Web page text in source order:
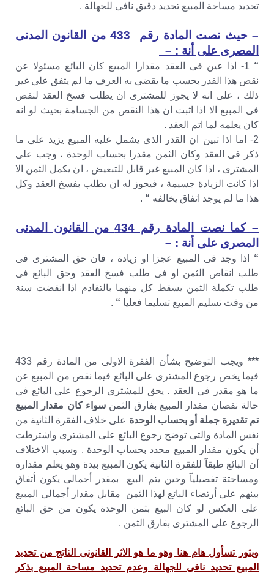
تحديد مساحة المبيع تحديد دقيق نافى للجهالة .
– حيث نصت المادة رقم 433 من القانون المدنى
المصرى على أنة : –
“
1- اذا عين فى العقد مقدارا المبيع كان البائع مسئولا عن
نقص هذا القدر بحسب ما يقضى به العرف ما لم يتفق على غير
ذلك ، على انه لا يجوز للمشترى ان يطلب فسخ العقد لنقص
فى المبيع الا اذا اثبت ان هذا النقص من الجسامة بحيث لو انه
كان يعلمه لما اتم العقد .
2- اما اذا تبين ان القدر الذى يشمل عليه المبيع يزيد على ما
ذكر فى العقد وكان الثمن مقدرا بحساب الوحدة ، وجب على
المشترى ، اذا كان المبيع غير قابل للتبعيض ، ان يكمل الثمن الا
اذا كانت الزيادة جسيمة ، فيجوز له ان يطلب بفسخ العقد وكل
هذا ما لم يوجد اتفاق يخالفه “
.
– كما نصت المادة رقم 434 من القانون المدنى
المصرى على أنة : –
“ اذا وجد فى المبيع عجزا او زيادة ، فان حق المشترى فى
طلب انقاص الثمن او فى طلب فسخ العقد وحق البائع فى
طلب تكملة الثمن يسقط كل منهما بالتقادم اذا انقضت سنة
من وقت تسليم المبيع تسليما فعليا “
.
***
ويجب التوضيح بشأن الفقرة الاولى من المادة رقم 433
فيما يخص رجوع المشترى على البائع فيما نقص من المبيع عن
ما هو مقدر فى العقد . يحق للمشترى الرجوع على البائع فى
حالة نقصان مقدار المبيع بفارق الثمن سواء كان مقدار المبيع
تم تقديرة جملة أو بحساب الوحدة على خلاف الفقرة الثانية من
نفس المادة والتى توضح رجوع البائع على المشترى واشترطت
أن يكون مقدار المبيع محدد بحساب الوحدة . وسبب الاختلاف
أن البائع طبقآ للفقرة الثانية يكون المبيع بيدة وهو يعلم مقدارة
ومساحتة تفصيليآ وحين يتم البيع بمقدر أجمالى يكون أتفاق
بينهم على أرتضاء البائع لهذا الثمن مقابل مقدار أجمالى المبيع
على العكس لو كان البيع بثمن الوحدة يكون من حق البائع
الرجوع على المشترى بفارق الثمن .
ويثور تسأول هام هنا وهو ما هو الاثر القانونى الناتج من تحديد
المبيع تحديد نافى للجهالة وعدم تحديد مساحة المبيع بذكر